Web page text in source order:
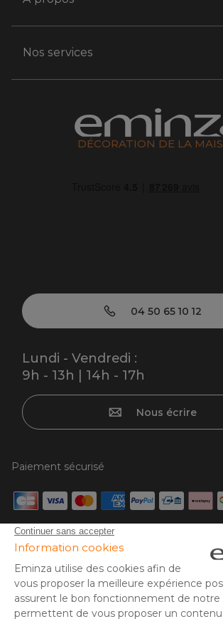
Nos services
DÉCORATION DE LA
04 50 65 10 12
Lundi - Vendredi :
9h - 13h | 14h - 17h
Nous écrire
Paiement sécurisé
Carte bancaire, PayPal, virement bancaire,
à partir de 50€, Google/Apple Pay.
Suivez-nous sur :